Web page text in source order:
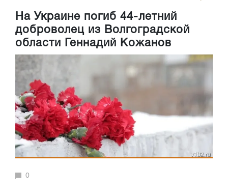
На Украине погиб 44-летний
доброволец из Волгоградской
области Геннадий Кожанов
0